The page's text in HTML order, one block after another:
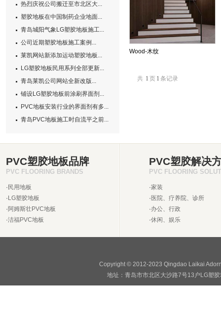
热烈庆祝公司搬迁至市北区大...
塑胶地板在中国制药企业地面...
青岛城阳气象LG塑胶地板施工...
公司近期塑胶地板施工案例...
莱凯网站新添加运动塑胶地板...
LG塑胶地板民用系列全部更新...
青岛莱凯公司网站全新改版...
铺设LG塑胶地板前涂刷界面剂...
PVC地板安装行业的界面剂有多...
青岛PVC地板施工时自流平之前...
Wood-木纹
共 1 页 1 条记录
PVC塑胶地板品牌
PVC FLOORING BRANDS
· 民用地板
· LG塑胶地板
·阿姆斯壮PVC地板
·洁福PVC地板
PVC塑胶解决
PVC FLOORING
·家装
· 医院、疗养院、诊所
·办公、行政
·休闲、娱乐
Copyright © 2012-2023 Qingdao Laikai
地址：青岛市市北区大沙路7号13户LG